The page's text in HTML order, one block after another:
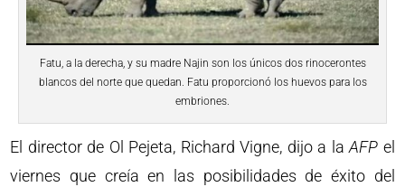
Fatu, a la derecha, y su madre Najin son los únicos dos rinocerontes
blancos del norte que quedan. Fatu proporcionó los huevos para los
embriones.
El director de Ol Pejeta, Richard Vigne, dijo a laAFP el
viernes que creía en las posibilidades de éxito del